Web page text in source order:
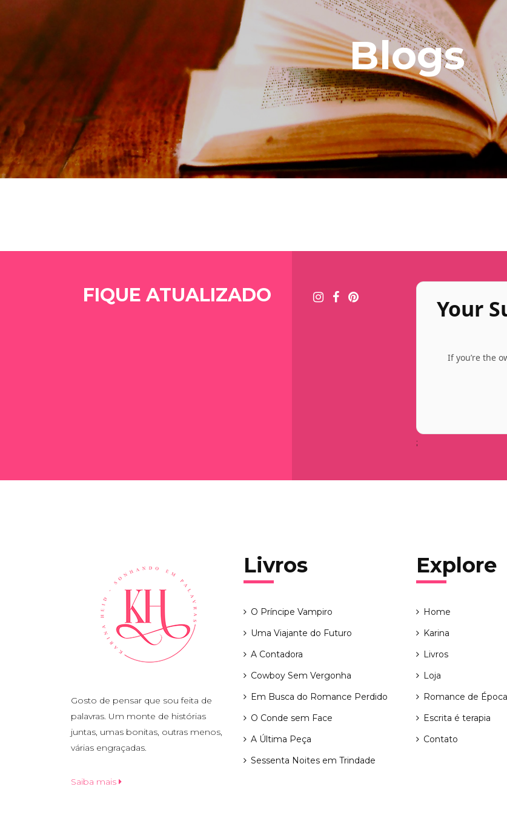
Blogs
FIQUE ATUALIZADO
Your
If you’re the
;
Gosto de pensar que sou feita de
palavras. Um monte de histórias
juntas, umas bonitas, outras menos,
várias engraçadas.
Saiba mais
Livros
O Príncipe Vampiro
Uma Viajante do Futuro
A Contadora
Cowboy Sem Vergonha
Em Busca do Romance Perdido
O Conde sem Face
A Última Peça
Sessenta Noites em Trindade
Explore
Home
Karina
Livros
Loja
Romance de Época
Escrita é terapia
Contato